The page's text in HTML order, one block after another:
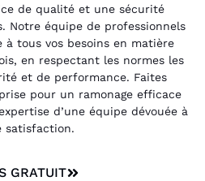
de qualité et une sécurité
Notre équipe de professionnels
à tous vos besoins en matière
en respectant les normes les
et de performance. Faites
pour un ramonage efficace
d’une équipe dévouée à
satisfaction.
GRATUIT